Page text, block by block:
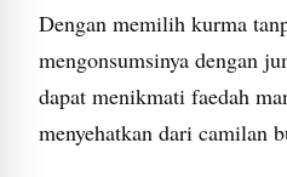
Dengan memilih kurma
mengonsumsinya dengan
dapat menikmati faedah
menyehatkan dari camilan